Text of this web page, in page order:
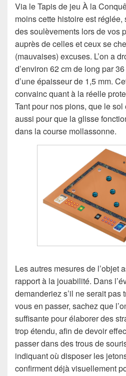
Via le Tapis de jeu À la
moins cette histoire est
des soulèvements lors de vos
auprès de celles et ceux se
(mauvaises) excuses. L’on a
d’environ 62 cm de long par
d’une épaisseur de 1,5 mm.
convainc quant à la réelle
Tant pour nos pions, que le
aussi pour que la glisse
dans la course mollassonne.
Les autres mesures de l’objet
rapport à la jouabilité. Dans
demanderiez s’il ne serait pas
vous en passer, sachez que
suffisante pour élaborer des
trop étendu, afin de devoir
passer dans des trous de
indiquant où disposer les
confirment déjà visuellement